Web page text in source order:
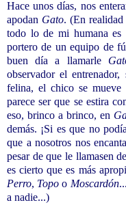
Hace unos días, nos
apodan Gato. (En
todo lo de mi humana es
portero de un equipo de
buen día a llamarle
observador el
felina, el chico se
parece ser que se estira
eso, brinco a brinco, en
demás. ¡Si es que no
que a nosotros nos
pesar de que le llamasen
es cierto que es más
Perro, Topo o Moscardón
a nadie...)